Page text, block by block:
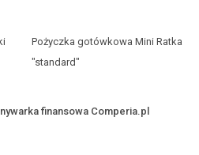
Pożyczka gotówkowa Mini Ratka
"standard"
finansowa Comperia.pl